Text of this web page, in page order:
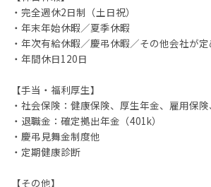
・完全週休2日制（土日祝）
・年末年始休暇／夏季休暇
・年次有給休暇／慶弔休暇／その他会社が定
・年間休日120日
【手当・福利厚生】
・社会保険：健康保険、厚生年金、雇用保
・退職金：確定拠出年金（401k）
・慶弔見舞金制度他
・定期健康診断
【その他】